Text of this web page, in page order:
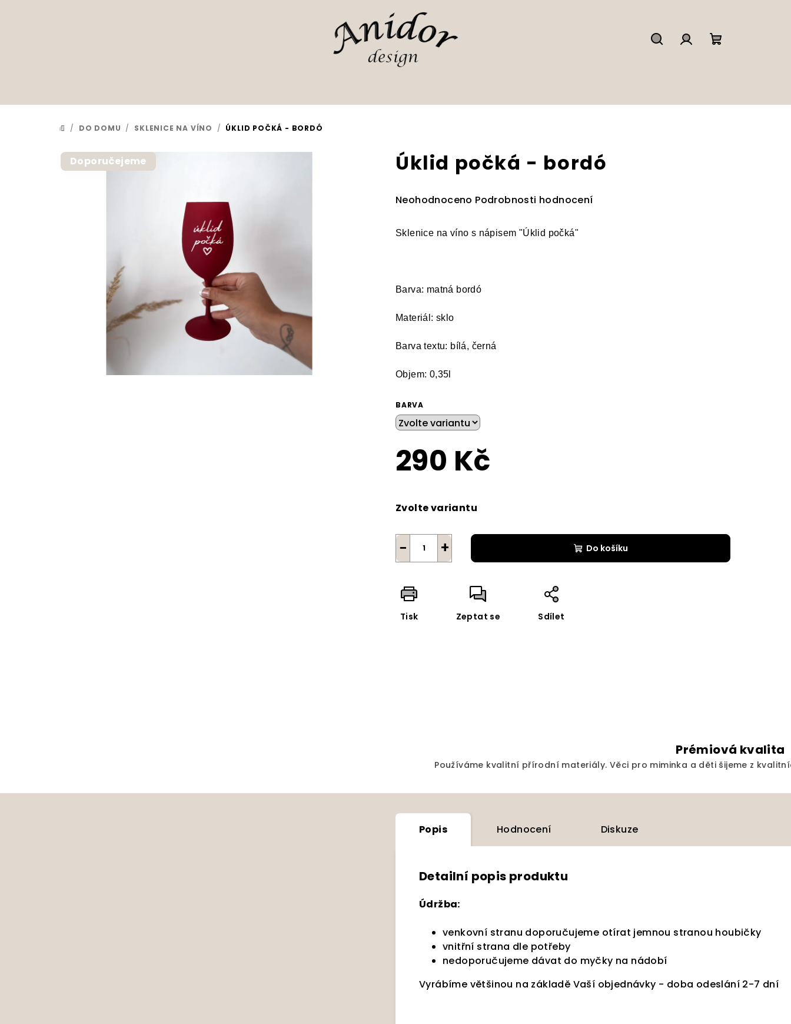
DOMŮ
/ DO DOMU / SKLENICE NA VÍNO / ÚKLID POČKÁ - BORDÓ
Úklid počká - bordó
Průměrné
produktu
5
Neohodnoceno Podrobnosti hodnocení
Sklenice na víno s nápisem "Úklid počká"
Barva: matná bordó
Materiál: sklo
Barva textu: bílá, černá
Objem: 0,35l
BARVA
290 Kč
cena:
Zvolte variantu
+
− Do košíku
Tisk Zeptat se Sdílet
Doporučejeme
Prémiová kvalita
Používáme kvalitní přírodní materiály. Věci pro miminka a děti šijeme z
Popis Hodnocení Diskuze
Detailní popis produktu
Údržba:
venkovní stranu doporučujeme otírat jemnou stranou houbičky
vnitřní strana dle potřeby
nedoporučujeme dávat do myčky na nádobí
Vyrábíme většinou na základě Vaší objednávky - doba odeslání 2-7 dní